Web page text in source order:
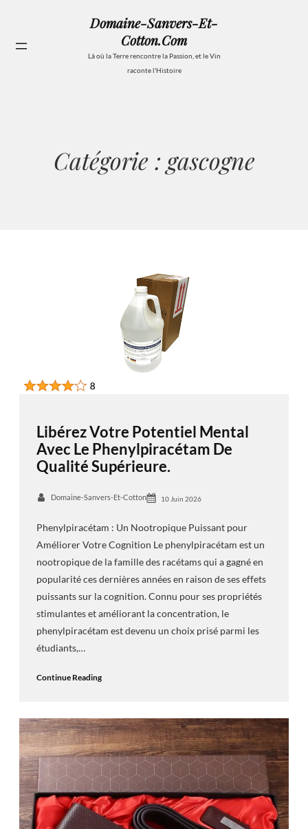
contenu
Domaine-Sanvers-Et-
Cotton.com
Là où la Terre rencontre la Passion, et le Vin
raconte l'Histoire
Catégorie : gascogne
Libérez Votre Potentiel Mental
Avec Le Phenylpiracétam De
Qualité Supérieure.
Domaine-Sanvers-Et-Cotton 10 Juin 2026
Phenylpiracétam : Un Nootropique Puissant pour
Améliorer Votre Cognition Le phenylpiracétam est un
nootropique de la famille des racétams qui a gagné en
popularité ces dernières années en raison de ses effets
puissants sur la cognition. Connu pour ses propriétés
stimulantes et améliorant la concentration, le
phenylpiracétam est devenu un choix prisé parmi les
étudiants,…
Continue Reading